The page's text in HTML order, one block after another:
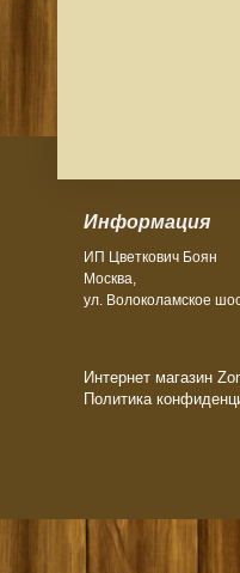
Информация
ИП Цветкович Боян
Москва,
ул. Волоколамское
Интернет магазин
Политика